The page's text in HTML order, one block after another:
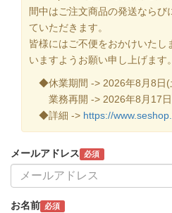
間中はご注文商品の発送なら
ていただきます。
皆様にはご不便をおかけいたし
いますようお願い申し上げます。
◆休業期間 -> 2026年8月8日(
業務再開 -> 2026年8月17日
◆詳細 -> https://
メールアドレス 必須
お名前 必須